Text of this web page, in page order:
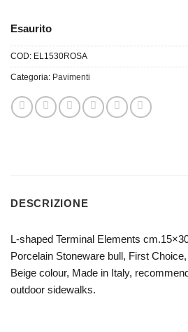
Esaurito
COD: EL1530ROSA
Categoria: Pavimenti
DESCRIZIONE
L-shaped Terminal Elements
Porcelain Stoneware bull, First
Beige colour, Made in Italy,
outdoor sidewalks.